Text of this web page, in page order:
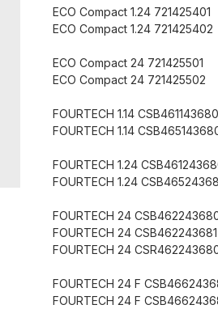
ECO Compact 1.24 721425401
ECO Compact 1.24 721425402
ECO Compact 24 721425501
ECO Compact 24 721425502
FOURTECH 1.14 CSB461143680
FOURTECH 1.14
FOURTECH 1.24
FOURTECH 1.24
FOURTECH 24
FOURTECH 24 CSB462243681
FOURTECH 24
FOURTECH 24 F
FOURTECH 24 F